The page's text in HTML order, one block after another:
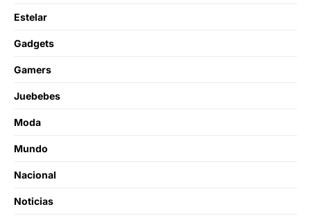
Estelar
Gadgets
Gamers
Juebebes
Moda
Mundo
Nacional
Noticias